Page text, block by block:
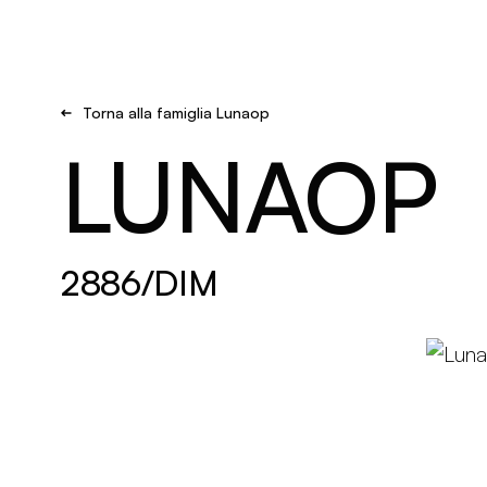
Torna alla famiglia Lunaop
LUNAOP
2886/DIM